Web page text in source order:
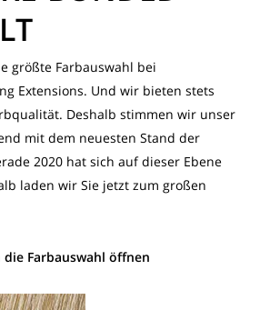
größte Farbauswahl bei
Extensions. Und wir bieten stets
Deshalb stimmen wir unser
mit dem neuesten Stand der
2020 hat sich auf dieser Ebene
laden wir Sie jetzt zum großen
Farbauswahl öffnen